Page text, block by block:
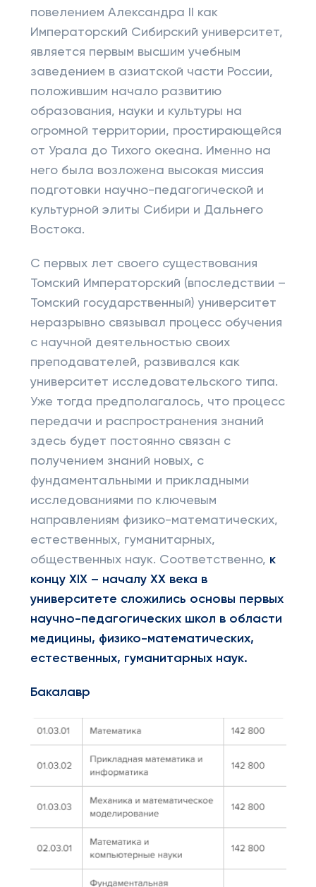
повелением Александра II как
Императорский Сибирский университет,
является первым высшим учебным
заведением в азиатской части России,
положившим начало развитию
образования, науки и культуры на
огромной территории, простирающейся
от Урала до Тихого океана. Именно на
него была возложена высокая миссия
подготовки научно-педагогической и
культурной элиты Сибири и Дальнего
Востока.
С первых лет своего существования
Томский Императорский (впоследствии –
Томский государственный) университет
неразрывно связывал процесс обучения
с научной деятельностью своих
преподавателей, развивался как
университет исследовательского типа.
Уже тогда предполагалось, что процесс
передачи и распространения знаний
здесь будет постоянно связан с
получением знаний новых, с
фундаментальными и прикладными
исследованиями по ключевым
направлениям физико-математических,
естественных, гуманитарных,
общественных наук. Соответственно, к
концу XIX – началу XX века в
университете сложились основы первых
научно-педагогических школ в области
медицины, физико-математических,
естественных, гуманитарных наук.
Бакалавр